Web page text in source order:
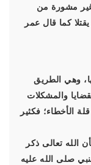
مشورة من
كما قال عمر
وهي الطريق
والمشكلات
الأخطاء؛ فكثير
الله تعالى ذكر
الرضيع(2)، ولأن النبي صلى الله عليه